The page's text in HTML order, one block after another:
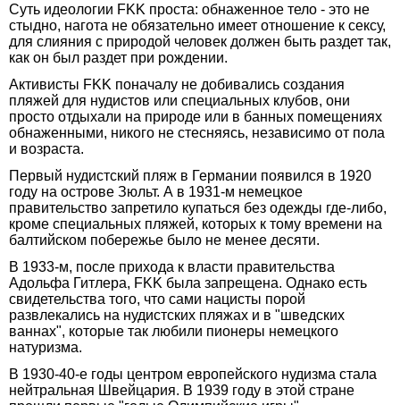
Суть идеологии FKK проста: обнаженное тело - это не
стыдно, нагота не обязательно имеет отношение к сексу,
для слияния с природой человек должен быть раздет так,
как он был раздет при рождении.
Активисты FKK поначалу не добивались создания
пляжей для нудистов или специальных клубов, они
просто отдыхали на природе или в банных помещениях
обнаженными, никого не стесняясь, независимо от пола
и возраста.
Первый нудистский пляж в Германии появился в 1920
году на острове Зюльт. А в 1931-м немецкое
правительство запретило купаться без одежды где-либо,
кроме специальных пляжей, которых к тому времени на
балтийском побережье было не менее десяти.
В 1933-м, после прихода к власти правительства
Адольфа Гитлера, FKK была запрещена. Однако есть
свидетельства того, что сами нацисты порой
развлекались на нудистских пляжах и в "шведских
ваннах", которые так любили пионеры немецкого
натуризма.
В 1930-40-е годы центром европейского нудизма стала
нейтральная Швейцария. В 1939 году в этой стране